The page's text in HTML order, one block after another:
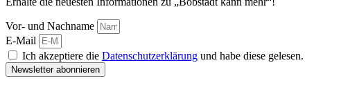
Vor- und Nachname
E-Mail
Ich akzeptiere die Datenschutzerklärung und habe diese gelesen.
Newsletter abonnieren